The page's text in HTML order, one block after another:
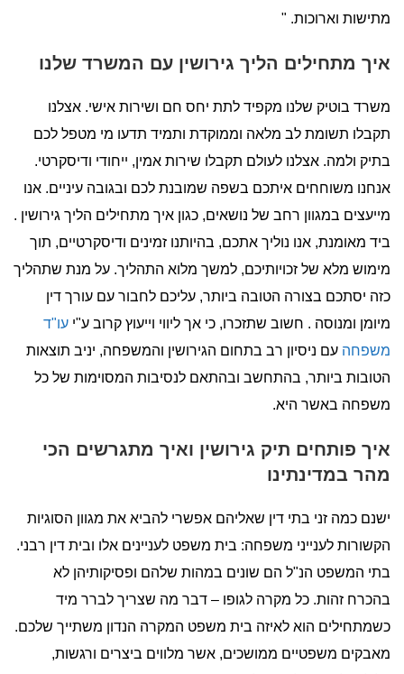
מתישות וארוכות. "
איך מתחילים הליך גירושין עם המשרד שלנו
משרד בוטיק שלנו מקפיד לתת יחס חם ושירות אישי. אצלנו
תקבלו תשומת לב מלאה וממוקדת ותמיד תדעו מי מטפל לכם
בתיק ולמה. אצלנו לעולם תקבלו שירות אמין, ייחודי ודיסקרטי.
אנחנו משוחחים איתכם בשפה שמובנת לכם ובגובה עיניים. אנו
מייעצים במגוון רחב של נושאים, כגון איך מתחילים הליך גירושין .
ביד מאומנת, אנו נוליך אתכם, בהיותנו זמינים ודיסקרטיים, תוך
מימוש מלא של זכויותיכם, למשך מלוא התהליך. על מנת שתהליך
כזה יסתכם בצורה הטובה ביותר, עליכם לחבור עם עורך דין
מיומן ומנוסה . חשוב שתזכרו, כי אך ליווי וייעוץ קרוב ע"י עו"ד
משפחה עם ניסיון רב בתחום הגירושין והמשפחה, יניב תוצאות
הטובות ביותר, בהתחשב ובהתאם לנסיבות המסוימות של כל
משפחה באשר היא.
איך פותחים תיק גירושין ואיך מתגרשים הכי
מהר במדינתינו
ישנם כמה זני בתי דין שאליהם אפשרי להביא את מגוון הסוגיות
הקשורות לענייני משפחה: בית משפט לעניינים אלו ובית דין רבני.
בתי המשפט הנ"ל הם שונים במהות שלהם ופסיקותיהן לא
בהכרח זהות. כל מקרה לגופו – דבר מה שצריך לברר מיד
כשמתחילים הוא לאיזה בית משפט המקרה הנדון משתייך שלכם.
מאבקים משפטיים ממושכים, אשר מלווים ביצרים ורגשות,